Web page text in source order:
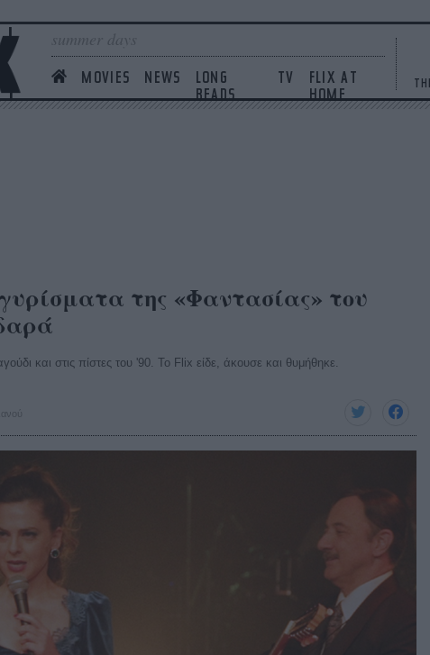
summer days
MOVIES NEWS
LONG
READS
TV
FLIX AT
HOME
της «Φαντασίας» του
και στις πίστες του '90. Το Flix είδε, άκουσε και θυμήθηκε.